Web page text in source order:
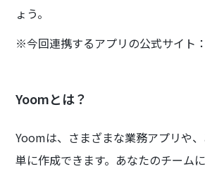
ょう。
※今回連携するアプリの公式サイト：
Yoomとは？
Yoomは、さまざまな業務アプリや
単に作成できます。あなたのチーム